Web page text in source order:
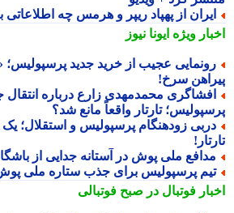
از پهپاد ریپر و هرمس چه اطلاعاتی
ویژهایونا نیوز
عجیب از خرید جدید پرسپولیس؛
سرخ!
محمدمهدی زارع درباره انتقال
تارتار واقعاً مانع شد؟
زودهنگام پرسپولیس و استقلال؛ یک
ملی پوش در آستانه جدایی از باشگاه
پرسپولیس برای جذب ستاره ملی پوش
فوتبال در صبح فوتبالی